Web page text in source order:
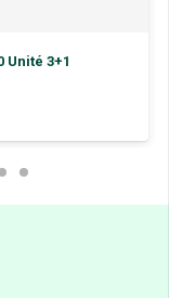
Unité 3+1